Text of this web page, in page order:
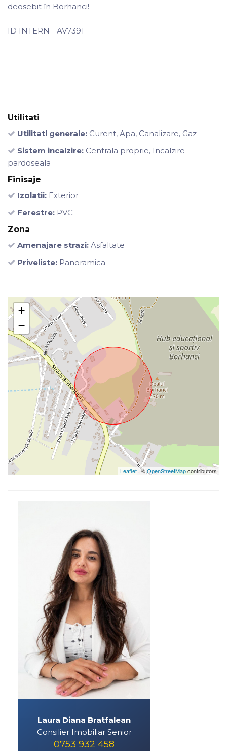
deosebit în Borhanci!
ID INTERN - AV7391
Utilitati
Utilitati generale: Curent, Apa, Canalizare, Gaz
Sistem incalzire: Centrala proprie, Incalzire
pardoseala
Finisaje
Izolatii: Exterior
Ferestre: PVC
Zona
Amenajare strazi: Asfaltate
Priveliste: Panoramica
+
−
Leaflet | ©OpenStreetMapcontributors
Laura Diana Bratfalean
Consilier Imobiliar Senior
0753 932 458